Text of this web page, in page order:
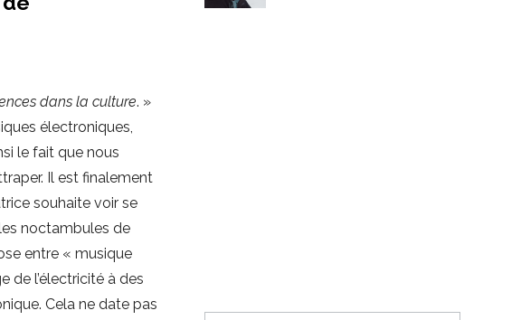
dans la culture. »
électroniques,
le fait que nous
Il est finalement
souhaite voir se
noctambules de
entre « musique
de l’électricité à des
Cela ne date pas